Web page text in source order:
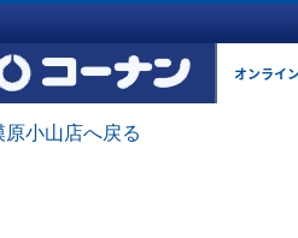
オンライ
原小山店へ戻る